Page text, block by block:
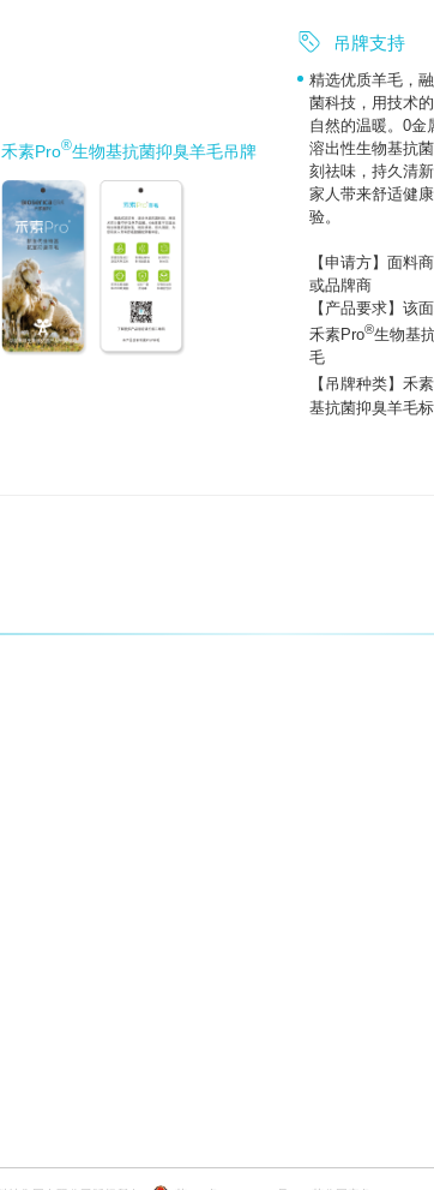
禾素Pro®生物基抗菌抑臭羊毛吊牌
吊牌支持
精选优质羊毛，
菌科技，用技术
自然的温暖。0金
溶出性生物基抗
刻祛味，持久清
家人带来舒适健
验。
【申请方】面料
或品牌商
【产品要求】该
禾素Pro®生物基
毛
【吊牌种类】禾
基抗菌抑臭羊毛